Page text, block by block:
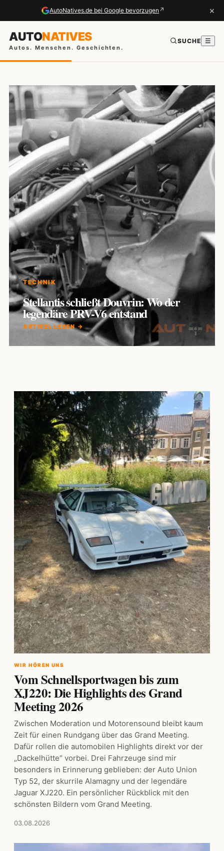
AutoNatives.de bei Google bevorzugen ↗ ×
AUTONATIVES
Autos. Menschen. Geschichten.
SUCHE ☰
TECHNIK
Stellantis schließt Douvrin: Wo der
legendäre PRV-V6 entstand
ARTIKEL LESEN →
WIR HÖREN UNS
Vom Schnellsportwagen bis zum
XJ220: Die Highlights des Grand
Meeting 2026
Zwischen Moderation und Motorensound bleibt kaum
Zeit für einen Rundgang über das Grand Meeting.
Dafür rollen die automobilen Highlights direkt vor der
„Dackelhütte“ vorbei. Drei Fahrzeuge sind mir
besonders in Erinnerung geblieben: der Auto Union
Typ 52, der skurrile Alamagny und der legendäre
Jaguar XJ220. Ein persönlicher Rückblick mit den
schönsten Bildern vom Grand Meeting.
03.08.2026